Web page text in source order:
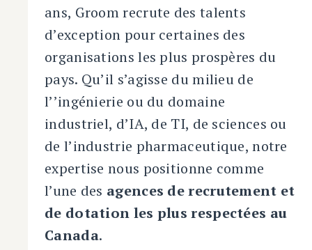
ans, Groom recrute des talents
d’exception pour certaines des
organisations les plus prospères du
pays. Qu’il s’agisse du milieu de
l’’ingénierie ou du domaine
industriel, d’IA, de TI, de sciences ou
de l’industrie pharmaceutique, notre
expertise nous positionne comme
l’une des agences de recrutement et
de dotation les plus respectées au
Canada.